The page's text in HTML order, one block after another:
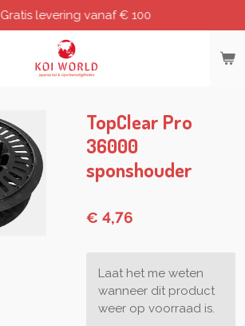
Gratis levering vanaf € 100
TopClear Pro
36000
sponshouder
€ 4,76
Laat het me weten
wanneer dit product
weer op voorraad is.